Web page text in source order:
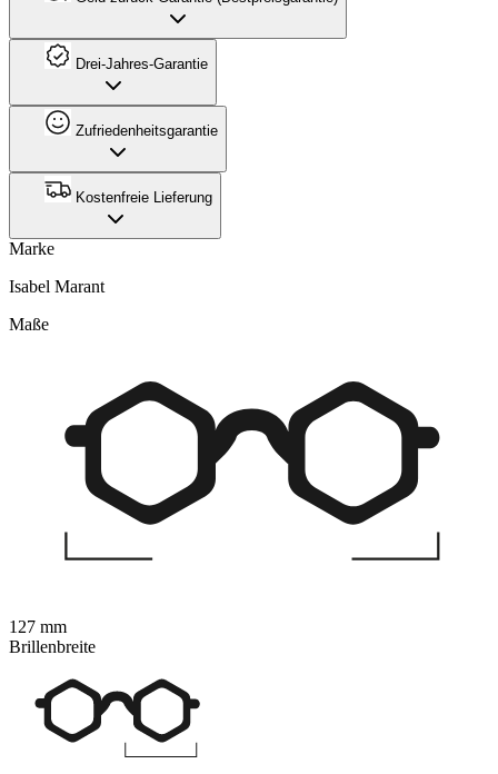
Drei-Jahres-Garantie
Zufriedenheitsgarantie
Kostenfreie Lieferung
Marke
Isabel Marant
Maße
127 mm
Brillenbreite